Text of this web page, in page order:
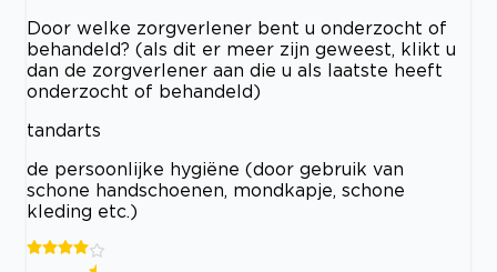
Door welke zorgverlener bent u onderzocht of
behandeld? (als dit er meer zijn geweest, klikt u
dan de zorgverlener aan die u als laatste heeft
onderzocht of behandeld)
tandarts
de persoonlijke hygiëne (door gebruik van
schone handschoenen, mondkapje, schone
kleding etc.)